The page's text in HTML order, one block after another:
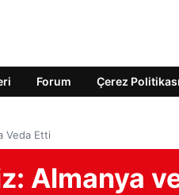
Forum Çerez Politikası
Veda Etti
Almanya